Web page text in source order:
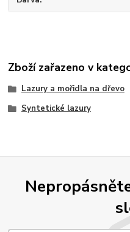
Zboží zařazeno v
Lazury a mořidla na dřevo
Syntetické lazury